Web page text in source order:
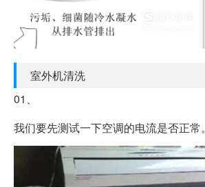
室外机清洗
01、
我们要先测试一下空调的电流是否正常。